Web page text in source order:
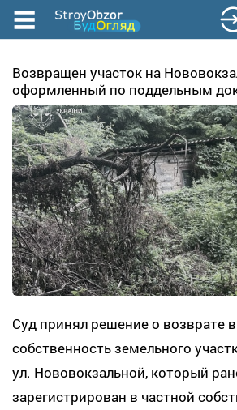
Перейти
содержанию
Возвращен участок на
оформленный по поддельным
Суд принял решение о возврате
собственность земельного
ул. Нововокзальной, который
зарегистрирован в частной